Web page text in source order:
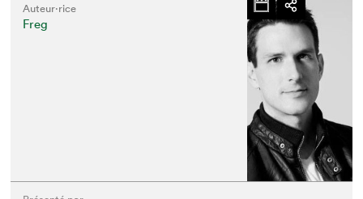
Auteur·rice
Freg